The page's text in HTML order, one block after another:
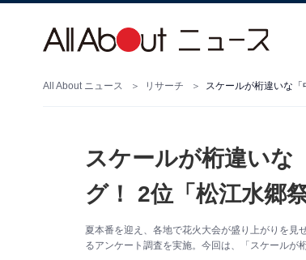
All About ニュース リサーチ スケールが桁違いな
スケールが桁違いな
グ！ 2位「松江水郷
夏本番を迎え、各地で花火大会が盛り上がりを見
るアンケート調査を実施。今回は、「スケールが